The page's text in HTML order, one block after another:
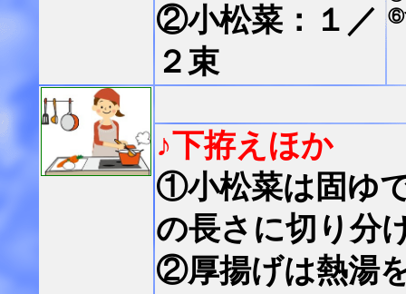
②小松菜：１／
２束
⑥
♪下拵えほか
①小松菜は固ゆ
の長さに切り分
②厚揚げは熱湯